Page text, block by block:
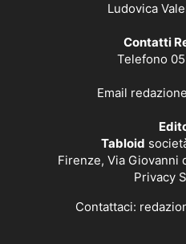
Ludovica
Contatti
Telefono
Email
Tabloid
Firenze, Via Giovanni
Privacy
Contattaci: